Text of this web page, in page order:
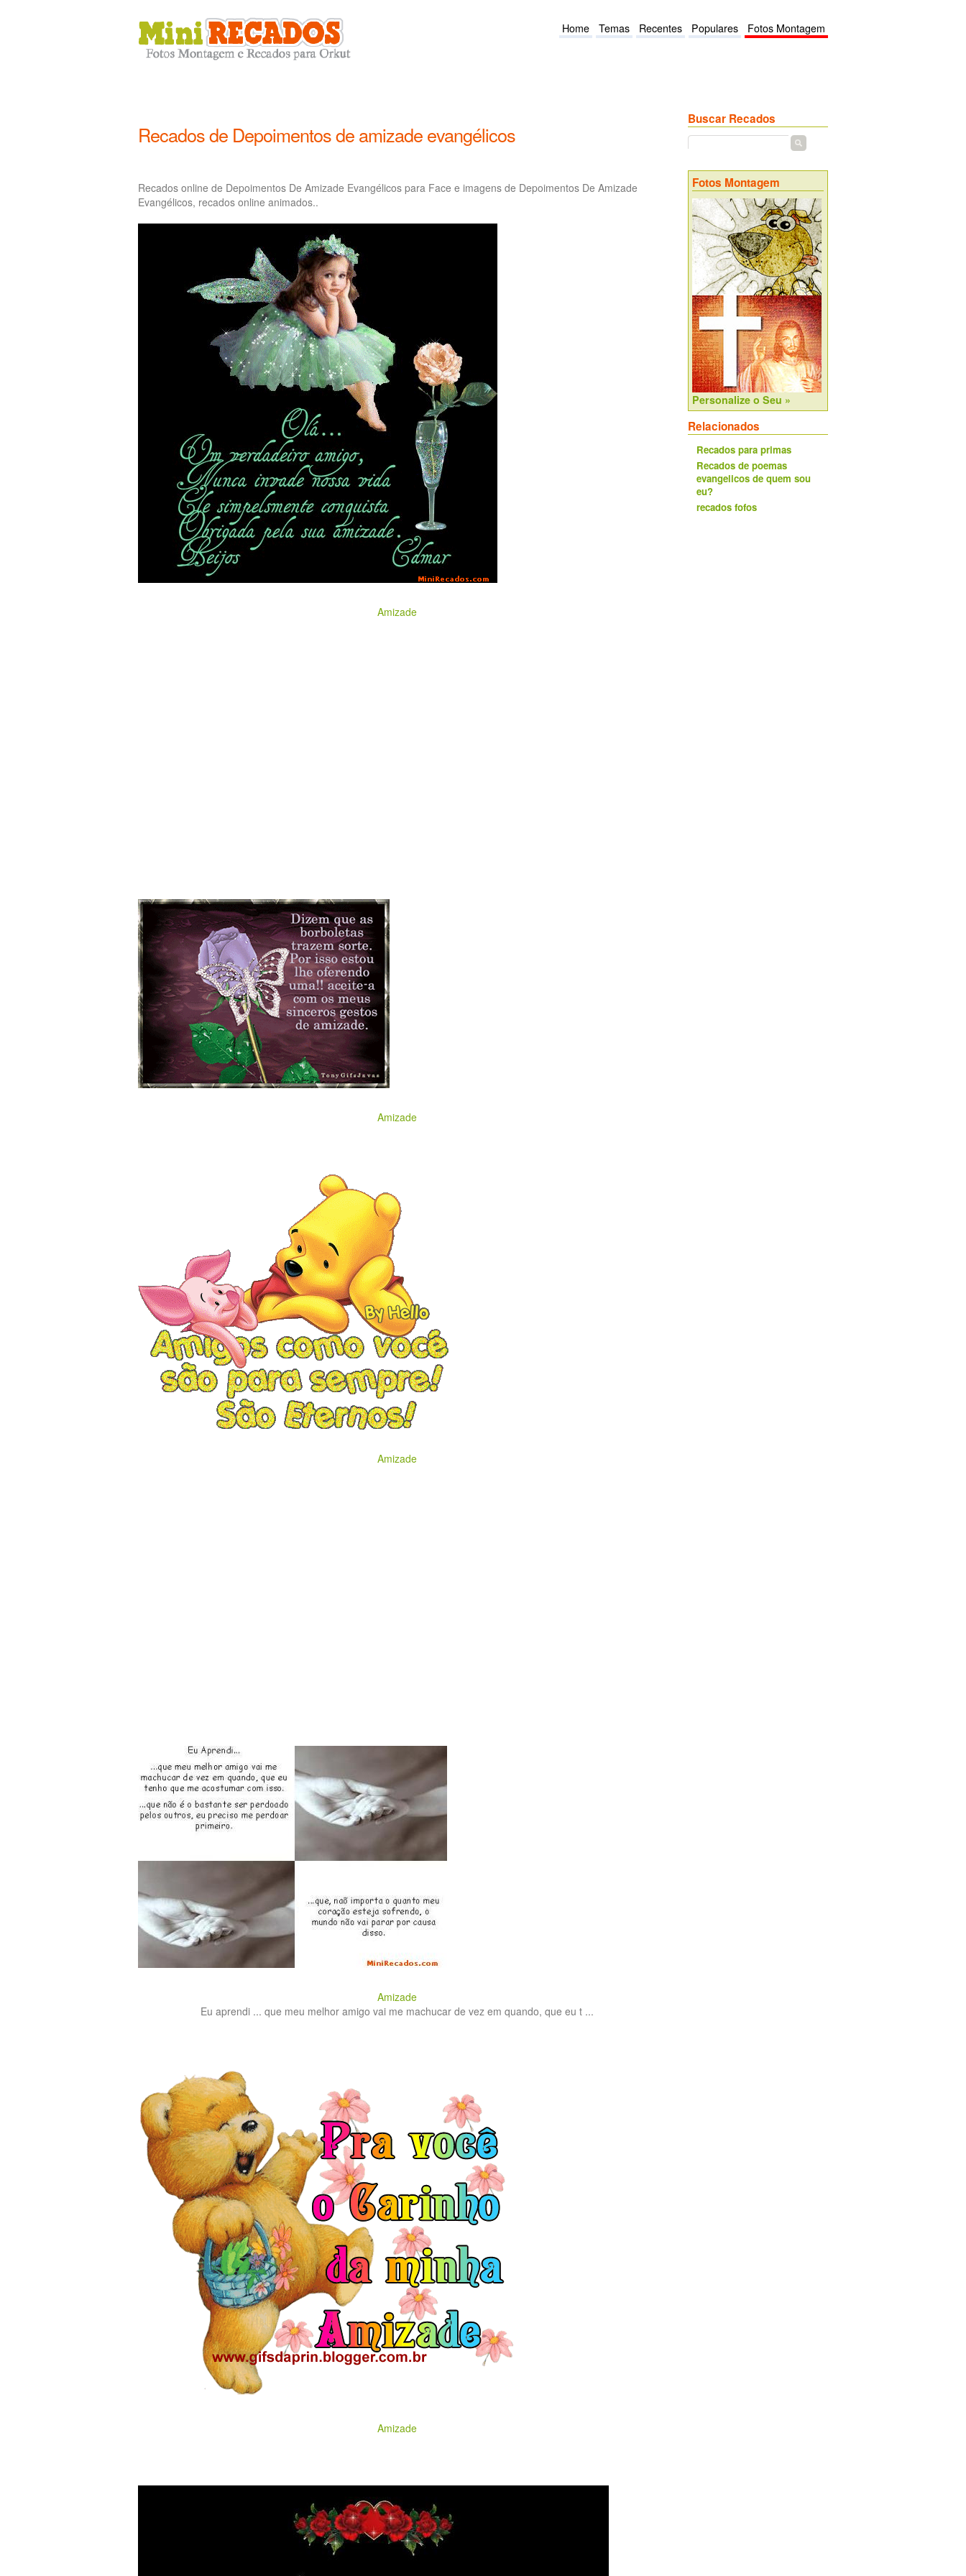
Home Temas Recentes Populares Fotos Montagem
Recados de Depoimentos de amizade evangélicos
Recados online de Depoimentos De Amizade Evangélicos para Face e imagens de Depoimentos De Amizade
Evangélicos, recados online animados..
Amizade
Amizade
Amizade
Amizade
Eu aprendi ... que meu melhor amigo vai me machucar de vez em quando, que eu t ...
Amizade
Buscar Recados
Fotos Montagem
Personalize o Seu »
Relacionados
Recados para primas
Recados de poemas
evangelicos de quem sou
eu?
recados fofos